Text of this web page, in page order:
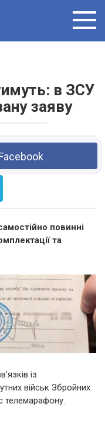
в ЗСУ
заяву
повинні
та
із
військ Збройних
телемарафону.